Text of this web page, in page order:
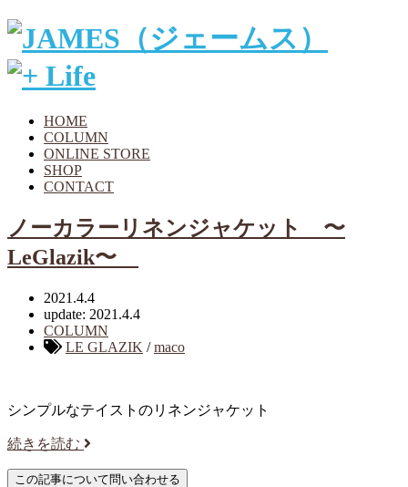
HOME
COLUMN
ONLINE STORE
SHOP
CONTACT
ノーカラーリネンジャケット 〜
LeGlazik〜
2021.4.4
update: 2021.4.4
COLUMN
LE GLAZIK /maco
シンプルなテイストのリネンジャケット
続きを読む